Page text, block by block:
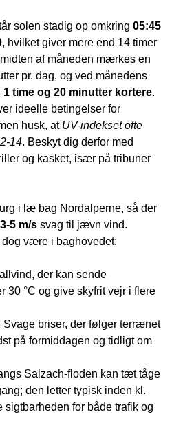
solen stadig op omkring 05:45
, hvilket giver mere end 14 timer
af måneden mærkes en
pr. dag, og ved månedens
1 time og 20 minutter kortere.
ideelle betingelser for
husk, at UV-indekset ofte
14. Beskyt dig derfor med
og kasket, især på tribuner
i læ bag Nordalperne, så der
3-5 m/s svag til jævn vind.
være i baghovedet:
der kan sende
30 °C og give skyfrit vejr i flere
Svage briser, der følger terrænet
på formiddagen og tidligt om
Salzach-floden kan tæt tåge
den letter typisk inden kl.
sigtbarheden for både trafik og